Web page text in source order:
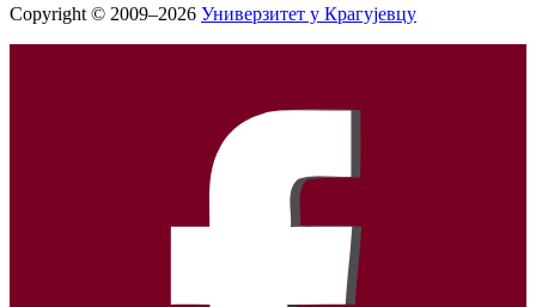
Copyright © 2009–2026 Универзитет у Крагујевцу